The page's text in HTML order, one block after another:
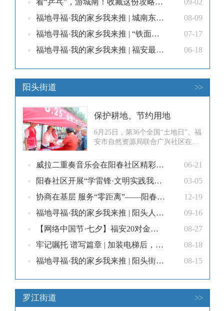
常里短，
看“乒乓”，游城南！收藏这份攻略！一键解锁城南的活力与古韵→
09-02
福地寻福·我的家乡我来推 | 城南东门头，承包了福安人一生的喜事
08-09
福地寻福·我的家乡我来推 | “铁面青天”郭文周：从城南莲池走出的廉吏典范
07-17
福地寻福·我的家乡我来推 | 福安最有“古”韵的街区——城南莲池，等您来走一趟！
06-18
阳头街道 >>
保护耕地、节约用地
6月25日，第36个全国“土地日”。福
安市自然资源局联合广兴社区在网
动，设立普法宣传展板，悬挂宣传
标语，向群众发放宣传品、讲解土
地资源管理的法律法规，为群众答
地、节约用地意识。此次活动发放
宣传资料500余份，解答群众咨询
10
威拉二重奏音乐会在阳春社区精彩上演
06-21
阳春社区开展“学雷锋·文明实践我行动”志愿服务活动
03-05
协商在基层 服务“零距离”——阳春社区政协委员工作站架起民生“连心桥”
12-19
福地寻福·我的家乡我来推 | 阳头人私藏！这道“姜丝焖溪鱼”从小吃到大
09-16
【网络中国节·七夕】福安20对金婚夫妻共度暖心佳节
08-27
牢记嘱托 谱写篇章 | 加装电梯后，福安这两个小区……
08-18
福地寻福·我的家乡我来推 | 阳头街道：垂直生长的“经济森林”——楼宇经济激活城市新动能
08-15
罗江街道 >>